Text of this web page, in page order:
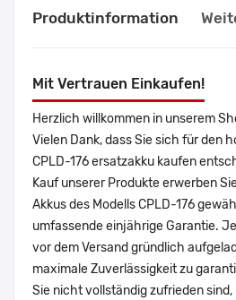
Produktinformation
Mit Vertrauen Einkaufen!
Herzlich willkommen in unserem
Vielen Dank, dass Sie sich für den
CPLD-176 ersatzakku kaufen
Kauf unserer Produkte erwerben
Akkus des Modells CPLD-176
umfassende einjährige Garantie.
vor dem Versand gründlich
maximale Zuverlässigkeit zu
Sie nicht vollständig zufrieden